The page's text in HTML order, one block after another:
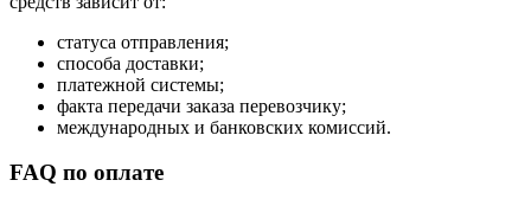
статуса отправления;
способа доставки;
платежной системы;
факта передачи заказа перевозчику;
международных и банковских комиссий.
FAQ по оплате